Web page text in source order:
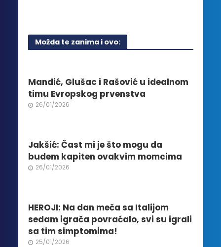
više
varijanti.
biti
izabrane
na
Možda te zanima i ovo:
Mandić, Glušac i Rašović u idealnom
timu Evropskog prvenstva
26/01/2026
Jakšić: Čast mi je što mogu da
budem kapiten ovakvim momcima
26/01/2026
HEROJI: Na dan meča sa Italijom
sedam igrača povraćalo, svi su igrali
sa tim simptomima!
25/01/2026